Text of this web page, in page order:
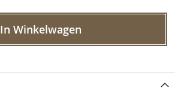
In Winkelwagen